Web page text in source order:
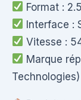
Format :
Interface :
Vitesse :
Marque
Technologies)